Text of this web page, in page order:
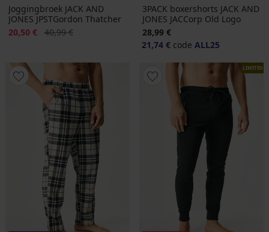
Joggingbroek JACK AND
JONES JPSTGordon Thatcher
Korting
20,50 € Oorspronkelijke prijs
40,99 €
3PACK boxershorts JACK AND
JONES JACCorp Old Logo
28,99 €
21,74 € code ALL25
LIMITED